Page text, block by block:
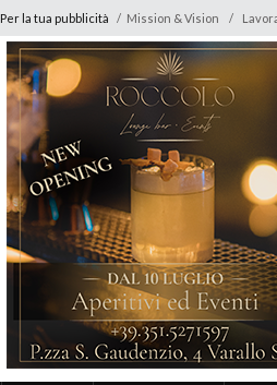
Per la tua pubblicità / Mission & Vision